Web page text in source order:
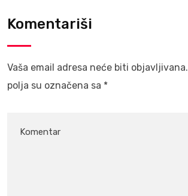
Komentariši
Vaša email adresa neće biti objavljivana.
polja su označena sa *